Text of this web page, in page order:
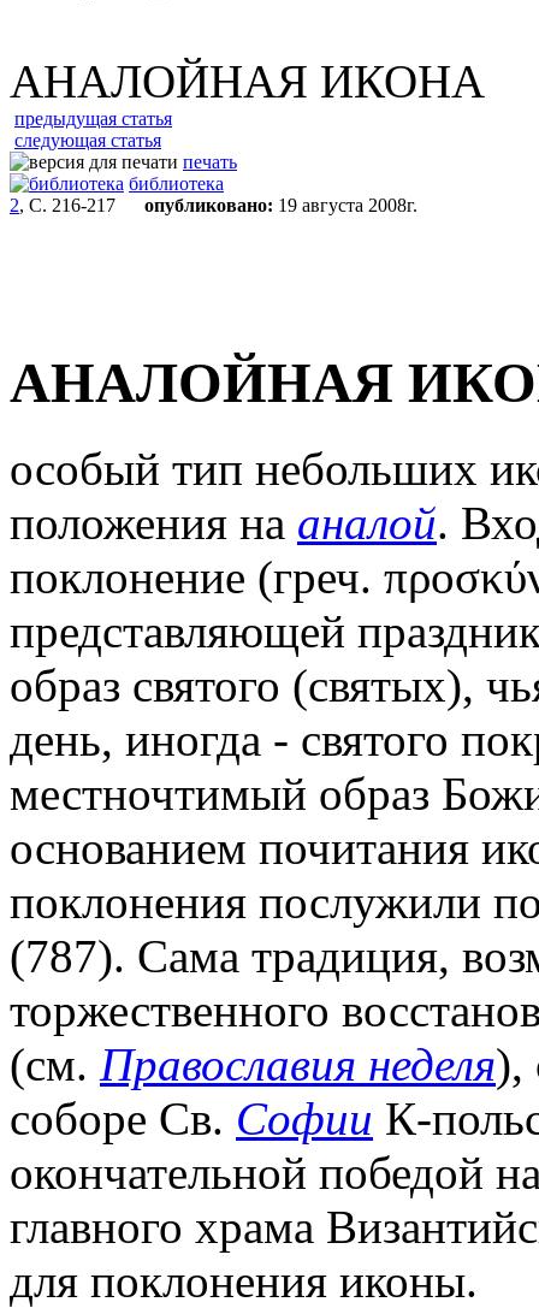
АНАЛОЙНАЯ ИКОНА
предыдущая статья
следующая статья
печать
библиотека
2, С. 216-217 опубликовано: 19 августа 2008г.
АНАЛОЙНАЯ
особый тип небольших
положения на аналой.
поклонение (греч.
представляющей
образ святого (святых),
день, иногда - святого
местночтимый образ
основанием почитания
поклонения послужили
(787). Сама традиция,
торжественного
(см. Православия неделя),
соборе Св. Софии К-
окончательной победой
главного храма
для поклонения иконы.